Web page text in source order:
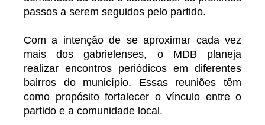
passos a serem seguidos pelo partido.
Com a intenção de se aproximar cada vez
mais dos gabrielenses, o MDB planeja
realizar encontros periódicos em diferentes
bairros do município. Essas reuniões têm
como propósito fortalecer o vínculo entre o
partido e a comunidade local.